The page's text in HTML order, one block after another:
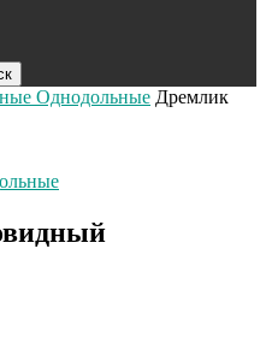
Однодольные Дремлик